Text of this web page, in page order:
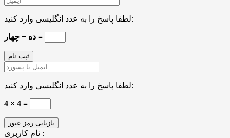
لطفا پاسخ را به عدد انگلیسی وارد کنید:
ده − چهار =
لطفا پاسخ را به عدد انگلیسی وارد کنید:
4 × 4 =
نام کاربری :